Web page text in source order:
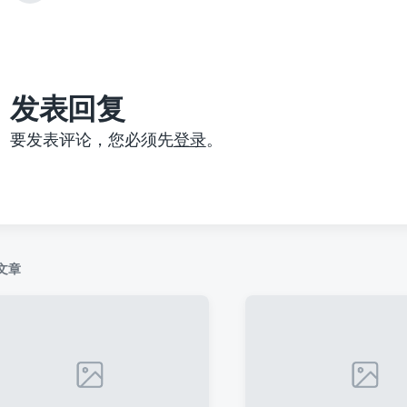
篇
发表回复
要发表评论，您必须先登录。
章